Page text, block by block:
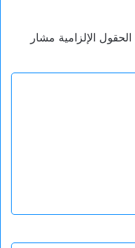
الحقول الإلزامية مشار